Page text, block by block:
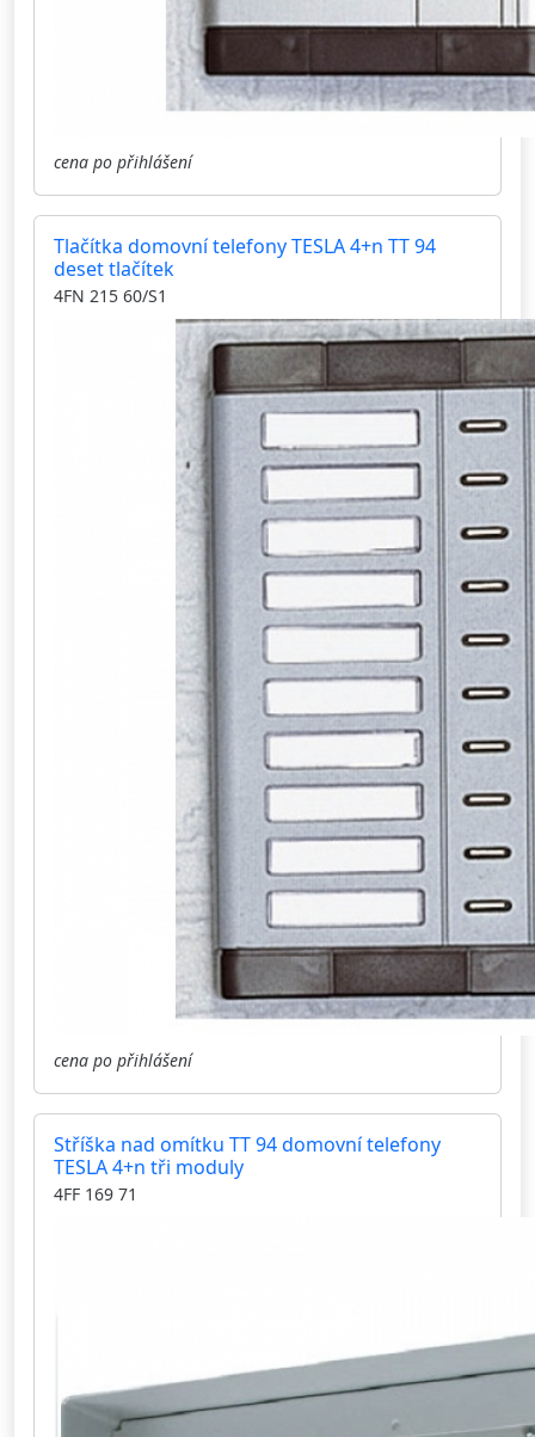
cena po přihlášení
Tlačítka domovní telefony TESLA 4+n TT 94
deset tlačítek
4FN 215 60/S1
cena po přihlášení
Stříška nad omítku TT 94 domovní telefony
TESLA 4+n tři moduly
4FF 169 71